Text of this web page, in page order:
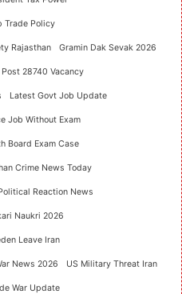
Trade Policy
Rajasthan Gramin Dak Sevak 2026
Post 28740 Vacancy
Latest Govt Job Update
Job Without Exam
Board Exam Case
Crime News Today
Reaction News
Naukri 2026
Leave Iran
News 2026 US Military Threat Iran
War Update